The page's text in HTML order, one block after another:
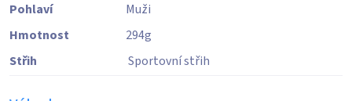
Pohlaví
Muži
Hmotnost
294g
Střih
Sportovní střih